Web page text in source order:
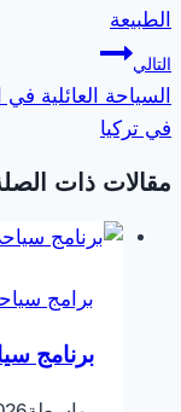
الطبيعة
التالي
السياحة العائلية
في تركيا
مقالات ذات
برامج
برنامج